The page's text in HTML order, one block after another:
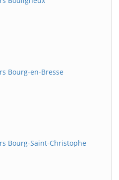
Bourg-en-Bresse
Bourg-Saint-Christophe